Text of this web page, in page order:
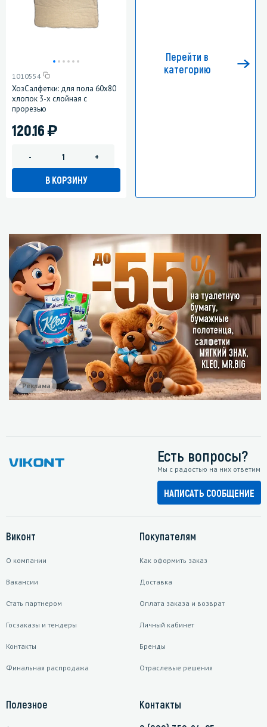
1010554
ХозСалфетки: для пола 60х80
хлопок 3-х слойная с
прорезью
120.16)
- +
В КОРЗИНУ
Перейти в
категорию
Реклама
Есть вопросы?
Мы с радостью на них ответим
НАПИСАТЬ СООБЩЕНИЕ
Виконт
О компании
Вакансии
Стать партнером
Госзаказы и тендеры
Контакты
Финальная распродажа
Покупателям
Как оформить заказ
Доставка
Оплата заказа и возврат
Личный кабинет
Бренды
Отраслевые решения
Полезное
Контакты